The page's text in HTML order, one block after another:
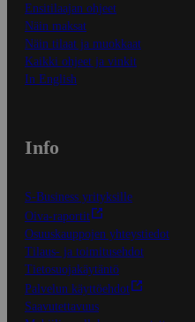
Ensitilaajan ohjeet
Näin maksat
Näin tilaat ja muokkaat
Kaikki ohjeet ja vinkit
In English
Info
S-Business yrityksille
Oiva-raportit
Osuuskauppojen yhteystiedot
Tilaus- ja toimitusehdot
Tietosuojakäytäntö
Palvelun käyttöehdot
Saavutettavuus